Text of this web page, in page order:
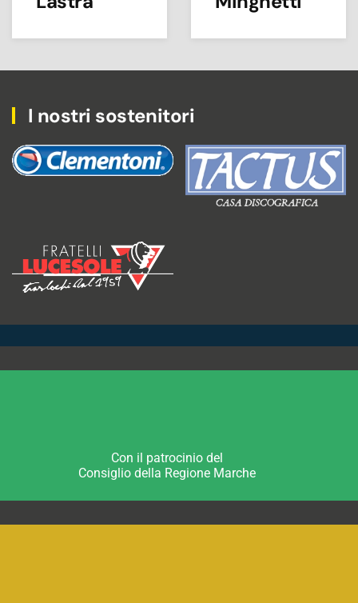
I nostri sostenitori
Tactus
Con il patrocinio del
Consiglio della Regione Marche